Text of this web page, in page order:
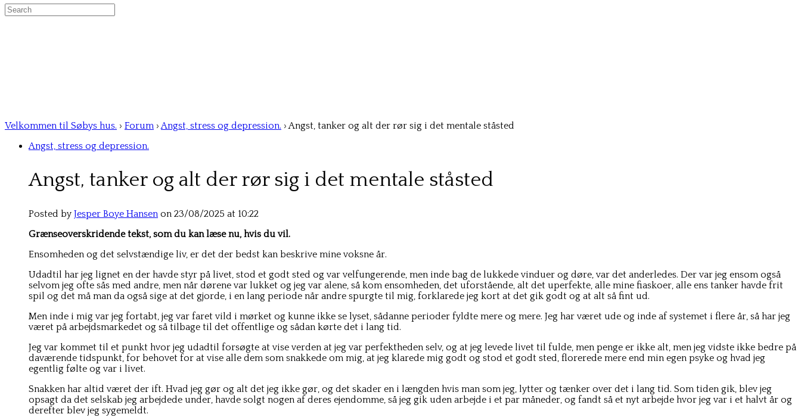
Search
for:
Velkommen til Søbys hus. › Forum › Angst, stress og depression. › Angst, tanker og alt der rør sig i det mentale ståsted
Angst, stress og depression.
Angst, tanker og alt der rør sig i det mentale ståsted
Posted by Jesper Boye Hansen on 23/08/2025 at 10:22
Grænseoverskridende tekst, som du kan læse nu, hvis du vil.
Ensomheden og det selvstændige liv, er det der bedst kan beskrive mine voksne år.
Udadtil har jeg lignet en der havde styr på livet, stod et godt sted og var velfungerende, men inde bag de lukkede vinduer og døre, var det anderledes. Der var jeg ensom også
selvom jeg ofte sås med andre, men når dørene var lukket og jeg var alene, så kom ensomheden, det uforstående, alt det uperfekte, alle mine fiaskoer, alle ens tanker havde frit
spil og det må man da også sige at det gjorde, i en lang periode når andre spurgte til mig, forklarede jeg kort at det gik godt og at alt så fint ud.
Men inde i mig var jeg fortabt, jeg var faret vild i mørket og kunne ikke se lyset, sådanne perioder fyldte mere og mere. Jeg har været ude og inde af systemet i flere år, så har jeg
været på arbejdsmarkedet og så tilbage til det offentlige og sådan kørte det i lang tid.
Jeg var kommet til et punkt hvor jeg udadtil forsøgte at vise verden at jeg var perfektheden selv, og at jeg levede livet til fulde, men penge er ikke alt, men jeg vidste ikke bedre på
daværende tidspunkt, for behovet for at vise alle dem som snakkede om mig, at jeg klarede mig godt og stod et godt sted, florerede mere end min egen psyke og hvad jeg
egentlig følte og var i livet.
Snakken har altid været der ift. Hvad jeg gør og alt det jeg ikke gør, og det skader en i længden hvis man som jeg, lytter og tænker over det i lang tid. Som tiden gik, blev jeg
opsagt da det selskab jeg arbejdede under, havde solgt nogen af deres ejendomme, så jeg gik uden arbejde i et par måneder, og fandt så et nyt arbejde hvor jeg var i et halvt år og
derefter blev jeg sygemeldt.